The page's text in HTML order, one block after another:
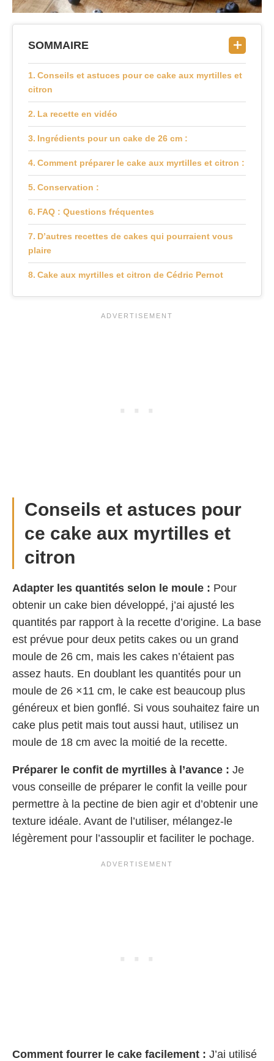
SOMMAIRE
Conseils et astuces pour ce cake aux myrtilles et
citron
La recette en vidéo
Ingrédients pour un cake de 26 cm :
Comment préparer le cake aux myrtilles et citron :
Conservation :
FAQ : Questions fréquentes
D’autres recettes de cakes qui pourraient vous
plaire
Cake aux myrtilles et citron de Cédric Pernot
Conseils et astuces pour
ce cake aux myrtilles et
citron
Adapter les quantités selon le moule : Pour
obtenir un cake bien développé, j’ai ajusté les
quantités par rapport à la recette d’origine. La base
est prévue pour deux petits cakes ou un grand
moule de 26 cm, mais les cakes n’étaient pas
assez hauts. En doublant les quantités pour un
moule de 26 ×11 cm, le cake est beaucoup plus
généreux et bien gonflé. Si vous souhaitez faire un
cake plus petit mais tout aussi haut, utilisez un
moule de 18 cm avec la moitié de la recette.
Préparer le confit de myrtilles à l’avance : Je
vous conseille de préparer le confit la veille pour
permettre à la pectine de bien agir et d’obtenir une
texture idéale. Avant de l’utiliser, mélangez-le
légèrement pour l’assouplir et faciliter le pochage.
Comment fourrer le cake facilement : J’ai utilisé